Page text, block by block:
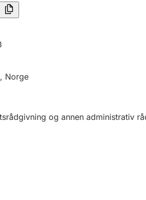
, Norge
og annen administrativ